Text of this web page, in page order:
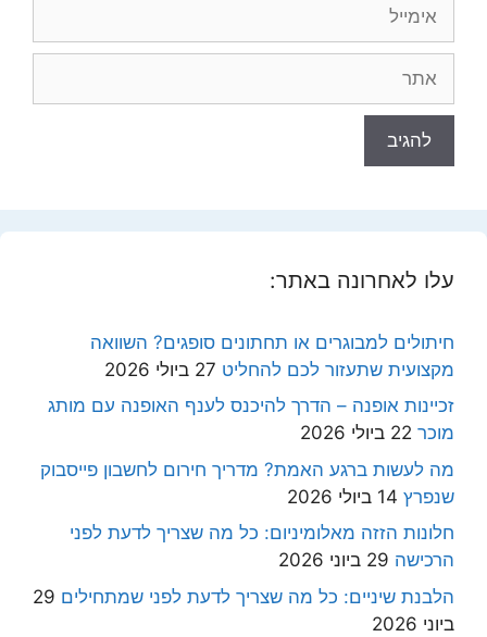
עלו לאחרונה באתר:
חיתולים למבוגרים או תחתונים סופגים? השוואה
מקצועית שתעזור לכם להחליט 27 ביולי 2026
זכיינות אופנה – הדרך להיכנס לענף האופנה עם מותג
מוכר 22 ביולי 2026
מה לעשות ברגע האמת? מדריך חירום לחשבון פייסבוק
שנפרץ 14 ביולי 2026
חלונות הזזה מאלומיניום: כל מה שצריך לדעת לפני
הרכישה 29 ביוני 2026
הלבנת שיניים: כל מה שצריך לדעת לפני שמתחילים 29
ביוני 2026